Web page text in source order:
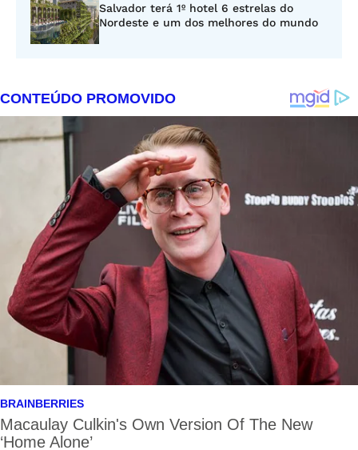
Salvador terá 1º hotel 6 estrelas do
Nordeste e um dos melhores do mundo